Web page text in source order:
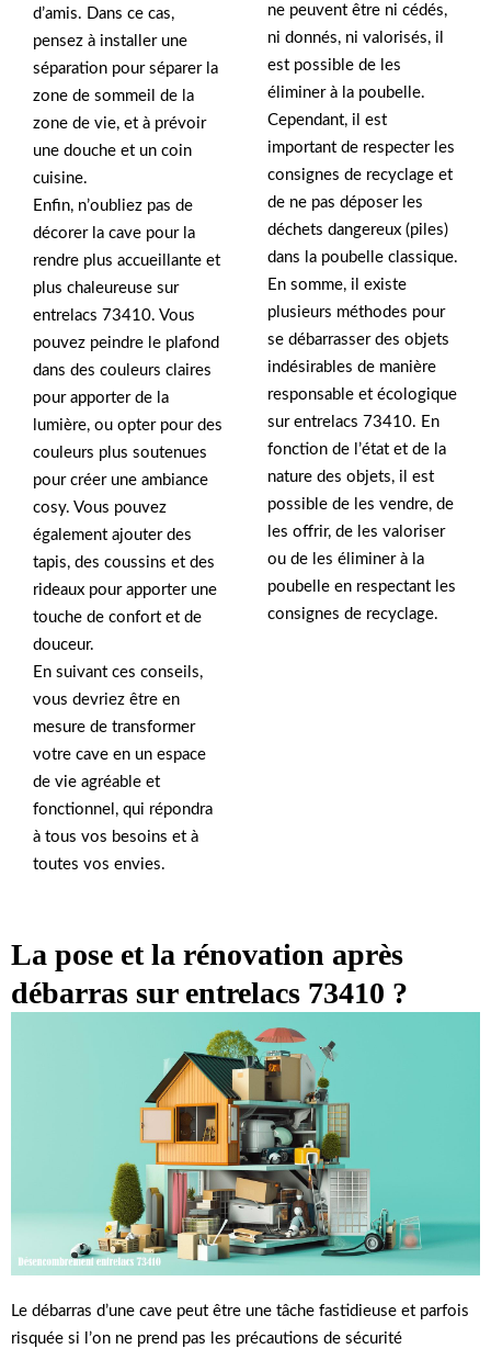
d’amis. Dans ce cas,
pensez à installer une
séparation pour séparer la
zone de sommeil de la
zone de vie, et à prévoir
une douche et un coin
cuisine.
Enfin, n’oubliez pas de
décorer la cave pour la
rendre plus accueillante et
plus chaleureuse sur
entrelacs 73410. Vous
pouvez peindre le plafond
dans des couleurs claires
pour apporter de la
lumière, ou opter pour des
couleurs plus soutenues
pour créer une ambiance
cosy. Vous pouvez
également ajouter des
tapis, des coussins et des
rideaux pour apporter une
touche de confort et de
douceur.
En suivant ces conseils,
vous devriez être en
mesure de transformer
votre cave en un espace
de vie agréable et
fonctionnel, qui répondra
à tous vos besoins et à
toutes vos envies.
ne peuvent être ni cédés,
ni donnés, ni valorisés, il
est possible de les
éliminer à la poubelle.
Cependant, il est
important de respecter les
consignes de recyclage et
de ne pas déposer les
déchets dangereux (piles)
dans la poubelle classique.
En somme, il existe
plusieurs méthodes pour
se débarrasser des objets
indésirables de manière
responsable et écologique
sur entrelacs 73410. En
fonction de l’état et de la
nature des objets, il est
possible de les vendre, de
les offrir, de les valoriser
ou de les éliminer à la
poubelle en respectant les
consignes de recyclage.
La pose et la rénovation après
débarras sur entrelacs 73410 ?
Le débarras d’une cave peut être une tâche fastidieuse et parfois
risquée si l’on ne prend pas les précautions de sécurité